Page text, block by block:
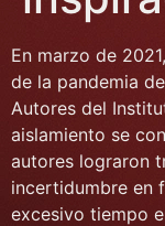
En marzo de
de la pandemia
Autores del
aislamiento se
autores lograron
incertidumbre en
excesivo tiempo